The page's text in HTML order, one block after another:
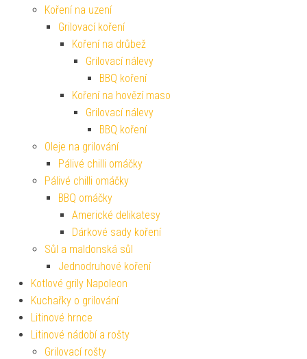
Koření na uzení
Grilovací koření
Koření na drůbež
Grilovací nálevy
BBQ koření
Koření na hovězí maso
Grilovací nálevy
BBQ koření
Oleje na grilování
Pálivé chilli omáčky
Pálivé chilli omáčky
BBQ omáčky
Americké delikatesy
Dárkové sady koření
Sůl a maldonská sůl
Jednodruhové koření
Kotlové grily Napoleon
Kuchařky o grilování
Litinové hrnce
Litinové nádobí a rošty
Grilovací rošty